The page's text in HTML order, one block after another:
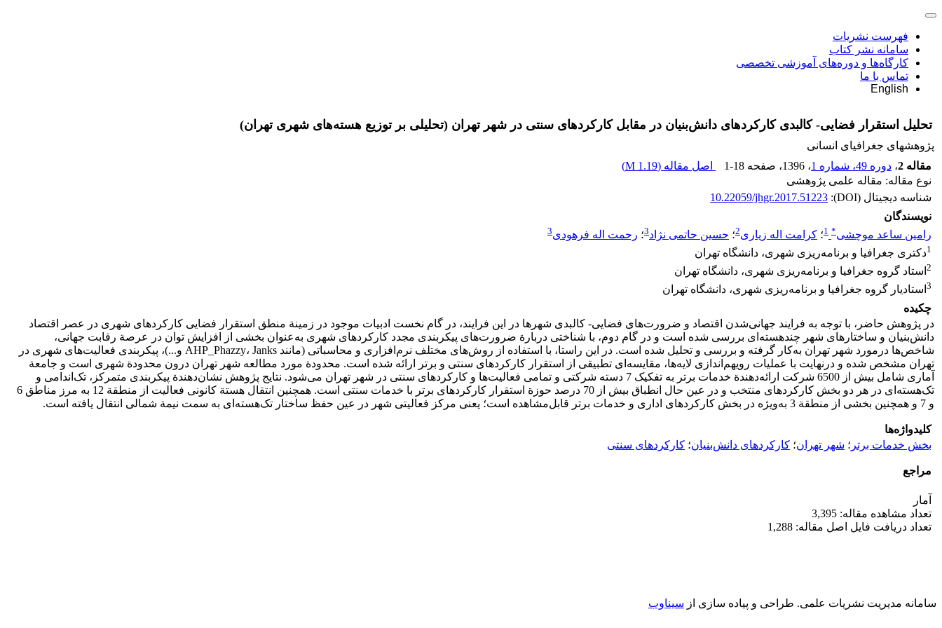
فهرست نشریات
سامانه نشر کتاب
کارگاه‌ها و دوره‌های آموزشی تخصصی
تماس با ما
English
تحلیل استقرار فضایی- کالبدی کارکردهای دانش‌بنیان در مقابل کارکردهای سنتی در شهر تهران (تحلیلی بر توزیع هسته‌های شهری تهران)
پژوهشهای جغرافیای انسانی
مقاله 2
، دوره 49، شماره 1 ، 1396 ، صفحه 1-18 اصل مقاله (1.19 M
)
نوع مقاله: مقاله علمی پژوهشی
شناسه دیجیتال (DOI):
10.22059/jhgr.2017.51223
نویسندگان
رامین ساعد موچشی*
1؛ کرامت اله زیاری2؛ حسین حاتمی نژاد3؛ رحمت اله فرهودی3
1دکتری جغرافیا و برنامه‌ریزی شهری، دانشگاه تهران
2 استاد گروه جغرافیا و برنامه‌ریزی شهری، دانشگاه تهران
3 استادیار گروه جغرافیا و برنامه‌ریزی شهری، دانشگاه تهران
چکیده
در پژوهش حاضر، با توجه به فرایند جهانی‌شدن اقتصاد و ضرورت‌های فضایی- کالبدی شهرها در این فرایند، در گام نخست ادبیات موجود در زمینة منطق استقرار فضایی کارکردهای شهری در عصر اقتصاد
دانش‌بنیان و ساختارهای شهر چندهسته‌ای بررسی شده است و در گام دوم، با شناختی دربارة ضرورت‌های پیکربندی مجدد کارکردهای شهری به‌عنوان بخشی از افزایش توان در عرصة رقابت جهانی،
شاخص‌ها درمورد شهر تهران به‌کار گرفته و بررسی و تحلیل شده است. در این راستا، با استفاده از روش‌های مختلف نرم‌افزاری و محاسباتی (مانند AHP_Phazzy، Janks و...)، پیکربندی فعالیت‌های شهری در
تهران مشخص شده و درنهایت با عملیات رویهم‌اندازی لایه‌ها، مقایسه‌ای تطبیقی از استقرار کارکردهای سنتی و برتر ارائه شده است. محدودة مورد مطالعه شهر تهران درون محدودة شهری است و جامعة
آماری شامل بیش از 6500 شرکت ارائه‌دهندة خدمات برتر به تفکیک 7 دسته شرکتی و تمامی فعالیت‌ها و کارکردهای سنتی در شهر تهران می‌شود. نتایج پژوهش نشان‌دهندة پیکربندی متمرکز، تک‌اندامی و
تک‌هسته‌ای در هر دو بخش کارکردهای منتخب و در عین حال انطباق بیش از 70 درصد حوزة استقرار کارکردهای برتر با خدمات سنتی است. همچنین انتقال هستة کانونی فعالیت از منطقة 12 به مرز مناطق 6
و 7 و همچنین بخشی از منطقة 3 به‌ویژه در بخش کارکردهای اداری و خدمات برتر قابل‌مشاهده است؛ یعنی مرکز فعالیتی شهر در عین حفظ ساختار تک‌هسته‌ای به سمت نیمة شمالی انتقال یافته است.
کلیدواژه‌ها
بخش خدمات برتر ؛ شهر تهران؛ کارکردهای دانش‌بنیان؛ کارکردهای سنتی
مراجع
آمار
تعداد مشاهده مقاله: 3,395
تعداد دریافت فایل اصل مقاله: 1,288
سامانه مدیریت نشریات علمی. طراحی و پیاده سازی از سیناوب